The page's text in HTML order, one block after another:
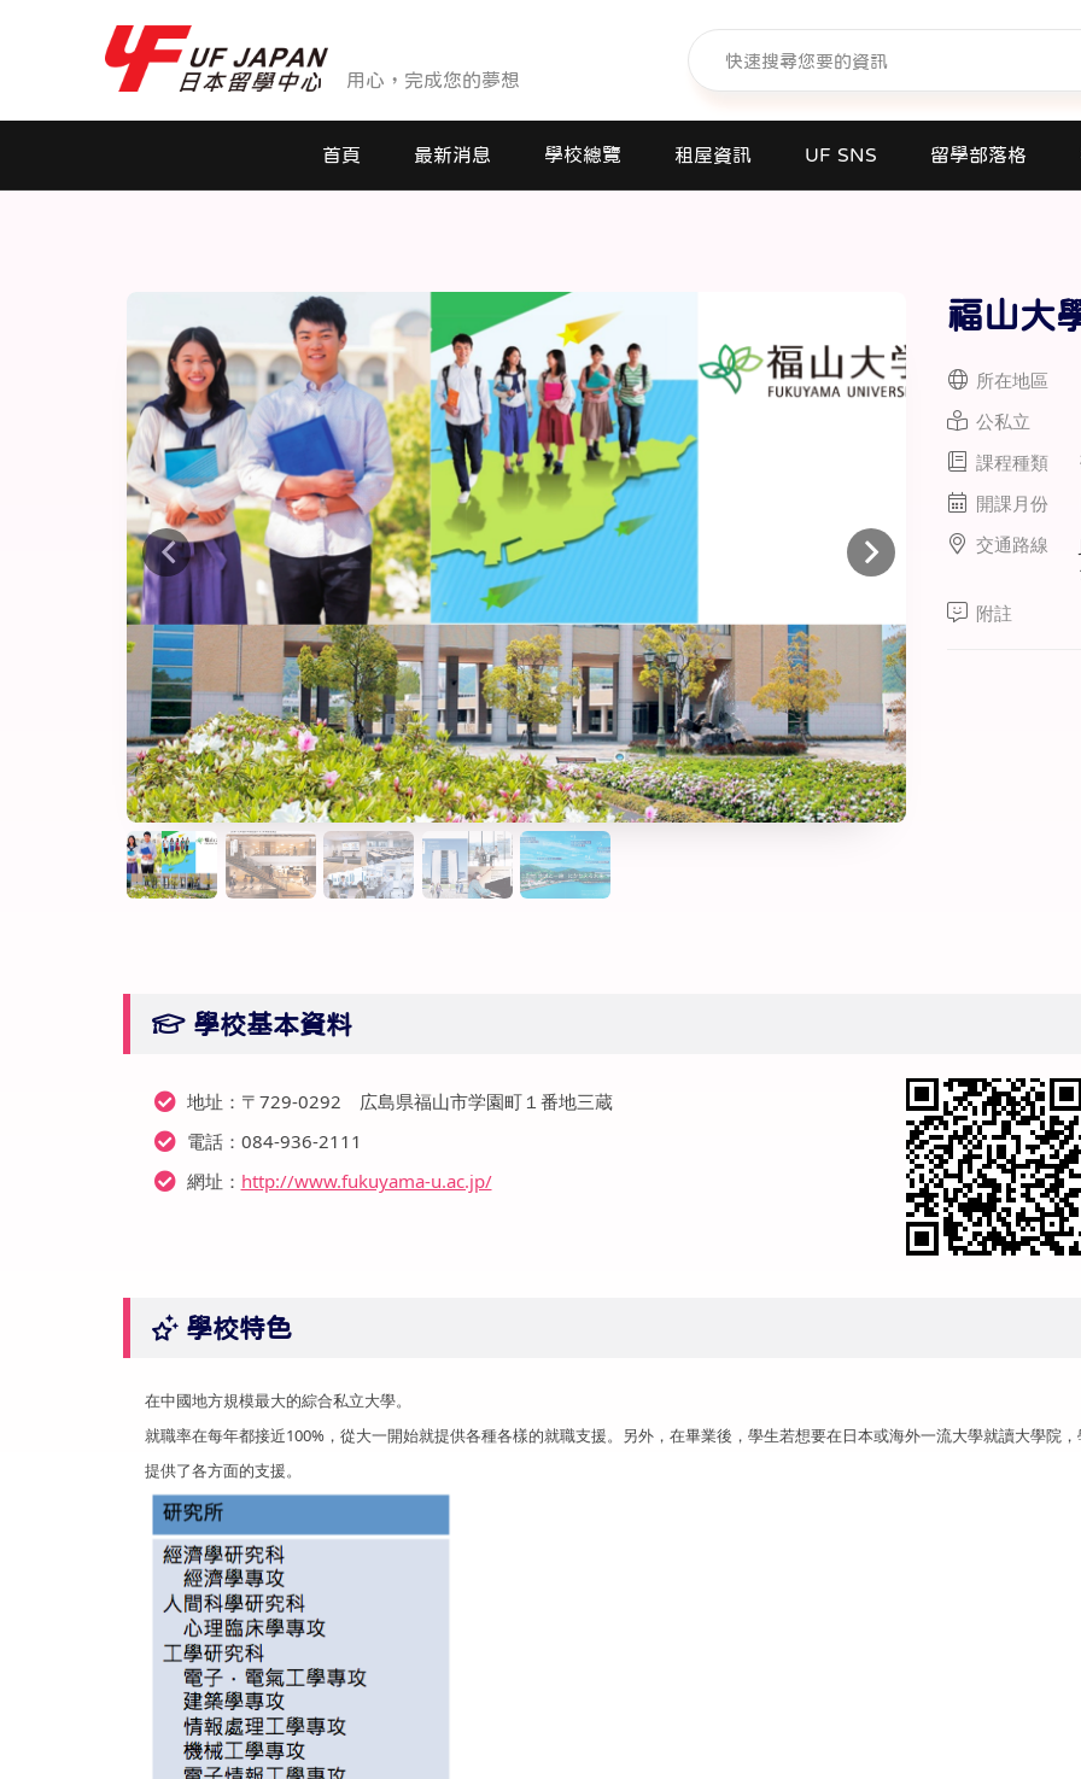
用心，完成您的夢想
首頁 最新消息 學校總覽
專門學校
高中課程
短期大學
大學
研究所
商業日文課程
線上課程
打工度假
租屋資訊 UF SNS 留學部落格
福山大
所在地區
公私立
課程種類
開課月份
交通路線
附註
學校基本資料
地址：〒729-0292 広島県福山市学園町１番地三蔵
電話：084-936-2111
網址： http://www.fukuyama-u.ac.jp/
學校特色
在中國地方規模最大的綜合私立大學。
就職率在每年都接近100%，從大一開始就提供各種各樣的就職支援。另外，在畢業後，學生若想要在日本或海外一流大學就讀大學院
提供了各方面的支援。